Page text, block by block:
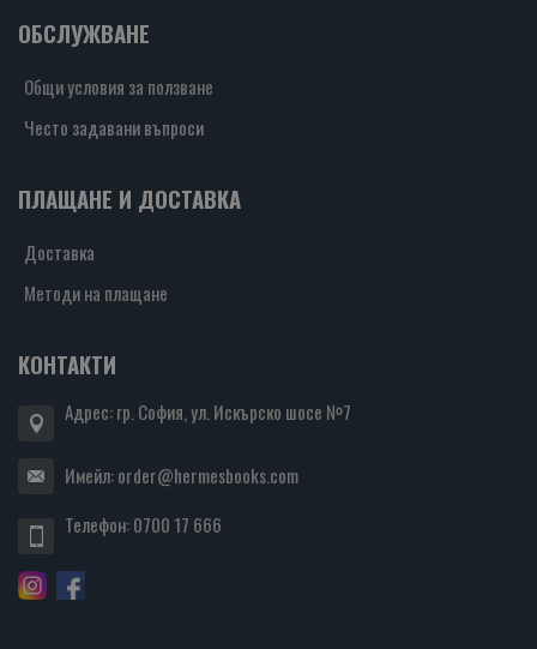
ОБСЛУЖВАНЕ
Общи условия за ползване
Често задавани въпроси
ПЛАЩАНЕ И ДОСТАВКА
Доставка
Методи на плащане
КОНТАКТИ
Адрес: гр. София, ул. Искърско шосе №7
Имейл:order@hermesbooks.com
Телефон:0700 17 666